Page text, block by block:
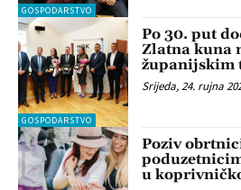
GOSPODARSTVO
GOSPODARSTVO
Po 30. put
Zlatna kuna
županijskim
Srijeda, 24. rujna
Poziv
u